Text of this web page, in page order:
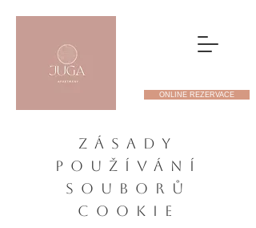
ONLINE REZERVACE
Zásady
používání
souborů
cookie